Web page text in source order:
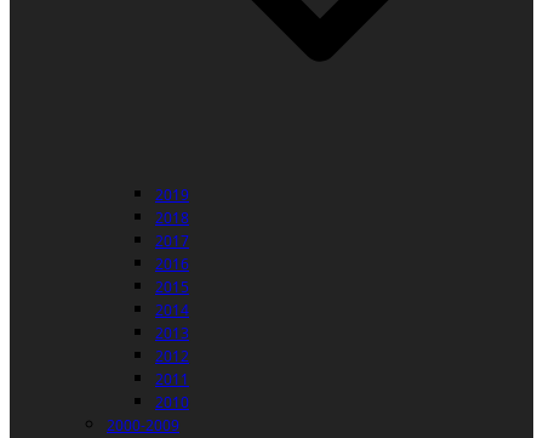
2019
2018
2017
2016
2015
2014
2013
2012
2011
2010
2000-2009